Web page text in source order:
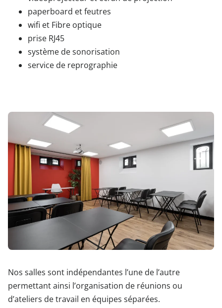
paperboard et feutres
wifi et Fibre optique
prise RJ45
système de sonorisation
service de reprographie
Nos salles sont indépendantes l’une de l’autre
permettant ainsi l’organisation de réunions ou
d’ateliers de travail en équipes séparées.